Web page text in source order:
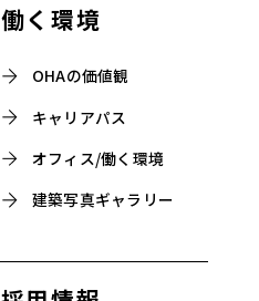
働く環境
OHAの価値観
キャリアパス
オフィス/働く環境
建築写真ギャラリー